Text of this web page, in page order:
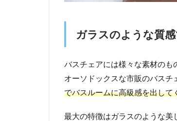
ガラスのような質
バスチェアには様々な素材のも
オーソドックスな市販のバスチ
でバスルームに高級感を出して
最大の特徴はガラスのような